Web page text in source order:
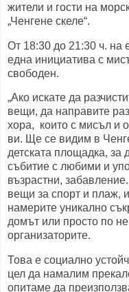
жители и гости на
„Ченгене скеле“.
От 18:30 до 21:30 ч. на
една инициатива с
свободен.
„Ако искате да
вещи, да направите
хора, които с мисъл и
ви. Ще се видим в
детската площадка, за
събитие с любими и
възрастни,
вещи за спорт и плаж,
намерите уникално
домът или просто по
организаторите.
Това е социално
цел да намалим
опитаме да